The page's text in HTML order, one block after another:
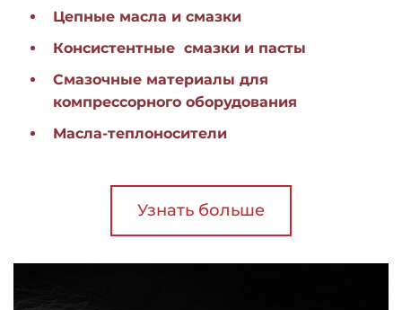
Цепные масла и смазки
Консистентные смазки и пасты
Смазочные материалы для
компрессорного оборудования
Масла-теплоносители
Узнать больше